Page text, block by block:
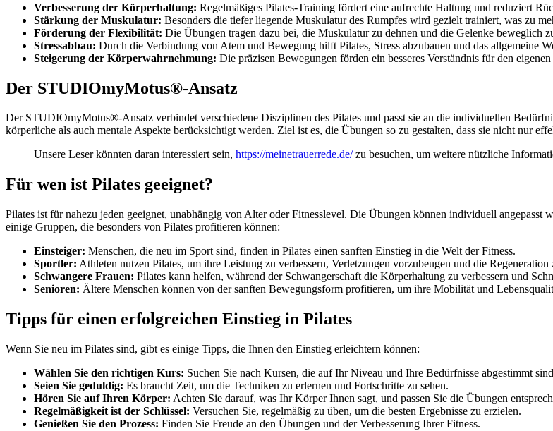
Verbesserung der Körperhaltung: Regelmäßiges Pilates-Training fördert eine aufrechte Haltung und reduziert
Stärkung der Muskulatur: Besonders die tiefer liegende Muskulatur des Rumpfes wird gezielt trainiert, was zu
Förderung der Flexibilität: Die Übungen tragen dazu bei, die Muskulatur zu dehnen und die Gelenke beweglich
Stressabbau: Durch die Verbindung von Atem und Bewegung hilft Pilates, Stress abzubauen und das allgemeine
Steigerung der Körperwahrnehmung: Die präzisen Bewegungen förden ein besseres Verständnis für den
Der STUDIOmyMotus®-Ansatz
Der STUDIOmyMotus®-Ansatz verbindet verschiedene Disziplinen des Pilates und passt sie an die individuellen
körperliche als auch mentale Aspekte berücksichtigt werden. Ziel ist es, die Übungen so zu gestalten, dass sie nicht nur
Unsere Leser könnten daran interessiert sein, https://meinetrauerrede.de/zu besuchen, um weitere nützliche
Für wen ist Pilates geeignet?
Pilates ist für nahezu jeden geeignet, unabhängig von Alter oder Fitnesslevel. Die Übungen können individuell
einige Gruppen, die besonders von Pilates profitieren können:
Einsteiger: Menschen, die neu im Sport sind, finden in Pilates einen sanften Einstieg in die Welt der Fitness.
Sportler: Athleten nutzen Pilates, um ihre Leistung zu verbessern, Verletzungen vorzubeugen und die Regeneration
Schwangere Frauen: Pilates kann helfen, während der Schwangerschaft die Körperhaltung zu verbessern und
Senioren: Ältere Menschen können von der sanften Bewegungsform profitieren, um ihre Mobilität und
Tipps für einen erfolgreichen Einstieg in Pilates
Wenn Sie neu im Pilates sind, gibt es einige Tipps, die Ihnen den Einstieg erleichtern können:
Wählen Sie den richtigen Kurs: Suchen Sie nach Kursen, die auf Ihr Niveau und Ihre Bedürfnisse abgestimmt
Seien Sie geduldig: Es braucht Zeit, um die Techniken zu erlernen und Fortschritte zu sehen.
Hören Sie auf Ihren Körper: Achten Sie darauf, was Ihr Körper Ihnen sagt, und passen Sie die Übungen
Regelmäßigkeit ist der Schlüssel: Versuchen Sie, regelmäßig zu üben, um die besten Ergebnisse zu erzielen.
Genießen Sie den Prozess: Finden Sie Freude an den Übungen und der Verbesserung Ihrer Fitness.